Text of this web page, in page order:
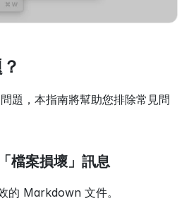
檔案損壞」訊息
的 Markdown 文件。